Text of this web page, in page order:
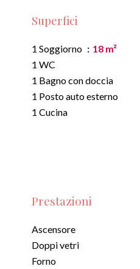
Superfici
1 Soggiorno
18 m²
1 WC
1 Bagno con doccia
1 Posto auto esterno
1 Cucina
Prestazioni
Ascensore
Doppi vetri
Forno